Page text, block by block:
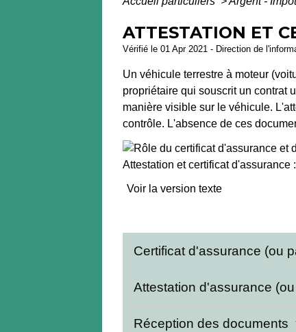
ATTESTATION ET
Vérifié le 01 Apr 2021 - Direction de
Un véhicule terrestre à moteur
propriétaire qui souscrit un contrat
manière visible sur le véhicule.
contrôle. L'absence de ces
Attestation et certificat d'assurance
Voir la version texte
Certificat d'assurance (ou
Attestation d'assurance
Réception des documents